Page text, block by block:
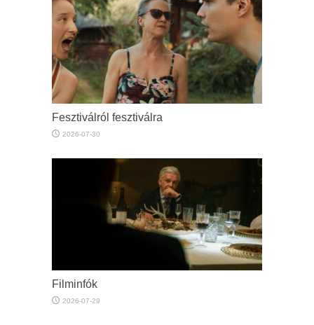
Fesztiválról fesztiválra
2026-07-30
Filminfók
2026-07-29